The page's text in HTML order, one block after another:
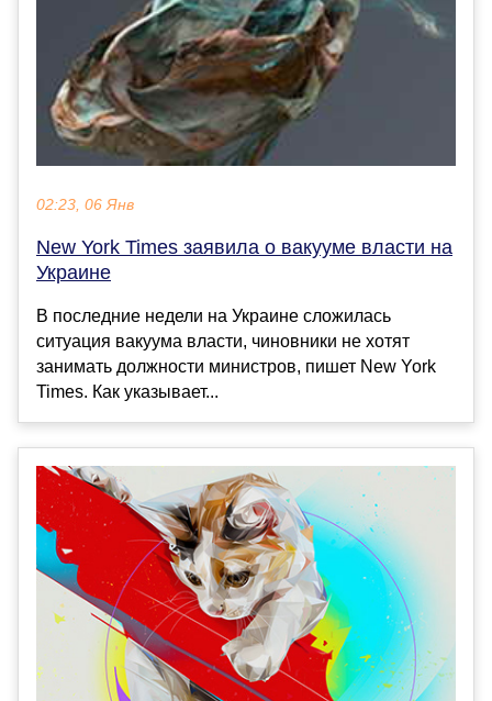
02:23, 06 Янв
New York Times заявила о вакууме власти на
Украине
В последние недели на Украине сложилась
ситуация вакуума власти, чиновники не хотят
занимать должности министров, пишет New York
Times. Как указывает...